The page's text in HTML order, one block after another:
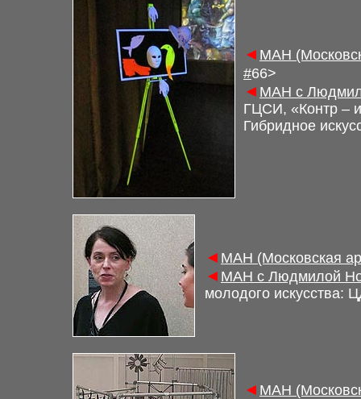
◄ МАН
#66>
◄ МАН с
ГЦСИ, «Контр –
Гибридное
◄ МАН (Московская
◄ МАН с Людмилой
молодого искусства:
◄ МАН